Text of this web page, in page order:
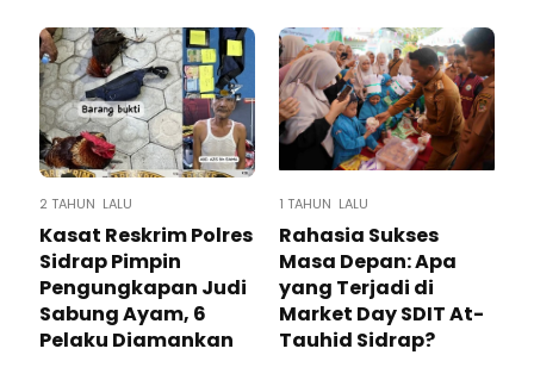
2 TAHUN LALU
Kasat Reskrim Polres
Sidrap Pimpin
Pengungkapan Judi
Sabung Ayam, 6
Pelaku Diamankan
1 TAHUN LALU
Rahasia Sukses
Masa Depan: Apa
yang Terjadi di
Market Day SDIT At-
Tauhid Sidrap?